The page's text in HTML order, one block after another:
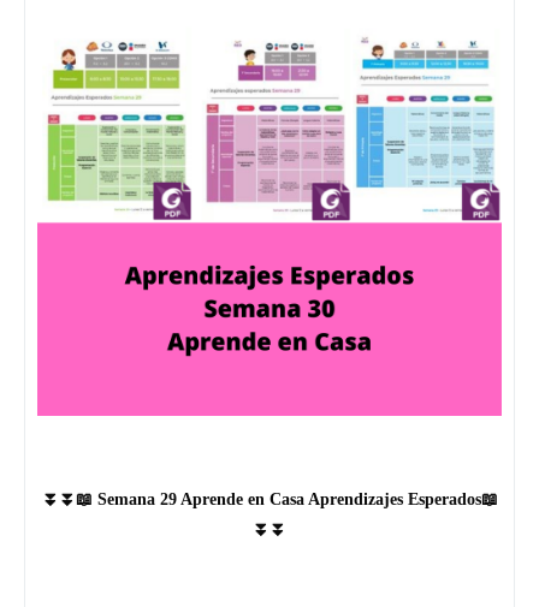
⏬⏬📖 Semana 29 Aprende en Casa Aprendizajes Esperados📖
⏬⏬